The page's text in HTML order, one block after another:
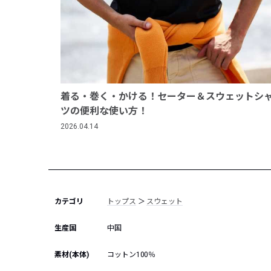
着る・巻く・かける！セーター＆スウェットシ
ツの便利な使い方！
2026.04.14
カテゴリ トップス ＞ スウェット
生産国 中国
素材(本体) コットン100％